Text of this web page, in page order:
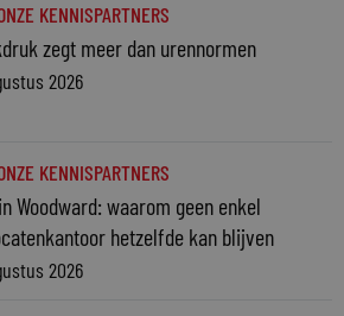
KENNISPARTNERS
zegt meer dan urennormen
2026
KENNISPARTNERS
Woodward: waarom geen enkel
hetzelfde kan blijven
2026